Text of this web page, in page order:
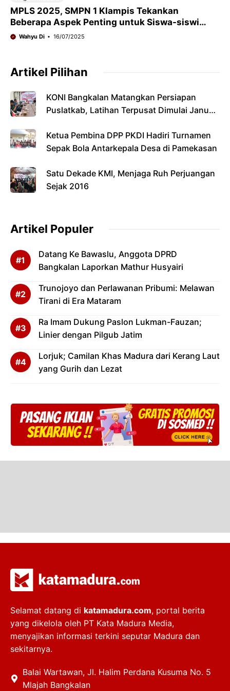
MPLS 2025, SMPN 1 Klampis Tekankan
Beberapa Aspek Penting untuk Siswa-siswi
Baru
Wahyu Di 16/07/2025
Artikel Pilihan
KONI Bangkalan Matangkan Persiapan
Puslatkab, Latihan Terpusat Dimulai Januari
Ketua Pembina DPP PKDI Hadiri Turnamen
Sepak Bola Antarkepala Desa di Pamekasan
Satu Dekade KMI, Menjaga Ruh Perjuangan
Sejak 2016
Artikel Populer
Datang Ke Bawaslu, Anggota DPRD
Bangkalan Laporkan Mathur Husyairi
Trunojoyo dan Perlawanan Pribumi: Melawan
Tirani di Era Mataram
Ra Imam Dukung Paslon Lukman-Fauzan;
Linier dengan Pilgub Jatim
Lorjuk; Camilan Khas Madura dari Kerang Laut
yang Gurih dan Lezat
Selamat datang di katamadura.com, portal berita
yang dikelola oleh PT Kata Madura Media,
menyajikan informasi terkini seputar Madura dan
sekitarnya.
Balai Wartawan, Jl. Halim Perdana Kusuma No. 5
Mlajah Bangkalan